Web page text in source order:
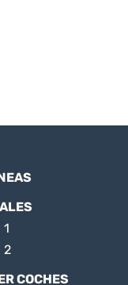
2
COCHES